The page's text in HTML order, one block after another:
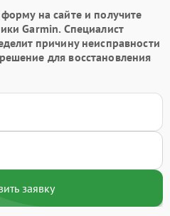
на сайте и получите
Garmin. Специалист
причину неисправности
для восстановления
заявку